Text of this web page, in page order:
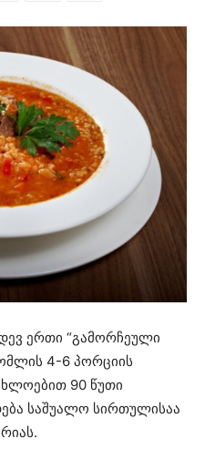
ერთი “გამორჩეული
4-6 პორციის
90 წუთი
საშუალო სირთულისაა